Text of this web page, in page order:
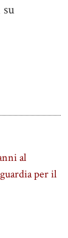
al
per il